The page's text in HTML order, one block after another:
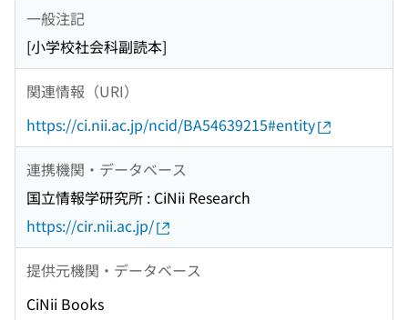
一般注記
[小学校社会科副読本]
関連情報（URI）
https://ci.nii.ac.jp/ncid/BA54639215#entity
連携機関・データベース
国立情報学研究所 : CiNii Research
https://cir.nii.ac.jp/
提供元機関・データベース
CiNii Books